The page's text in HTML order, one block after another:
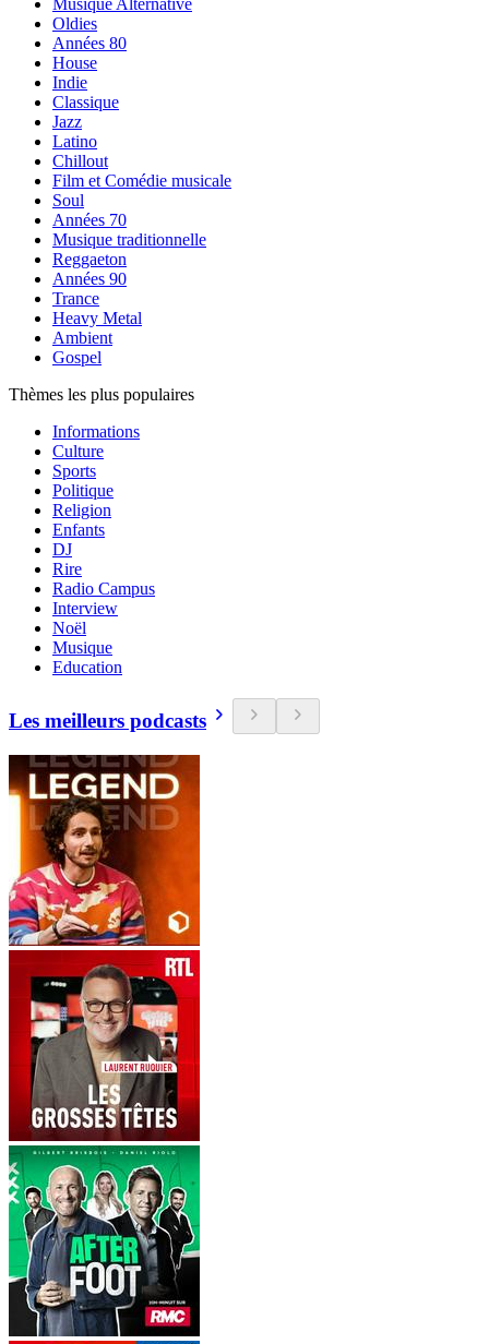
Musique Alternative
Oldies
Années 80
House
Indie
Classique
Jazz
Latino
Chillout
Film et Comédie musicale
Soul
Années 70
Musique traditionnelle
Reggaeton
Années 90
Trance
Heavy Metal
Ambient
Gospel
Thèmes les plus populaires
Informations
Culture
Sports
Politique
Religion
Enfants
DJ
Rire
Radio Campus
Interview
Noël
Musique
Education
Les meilleurs podcasts